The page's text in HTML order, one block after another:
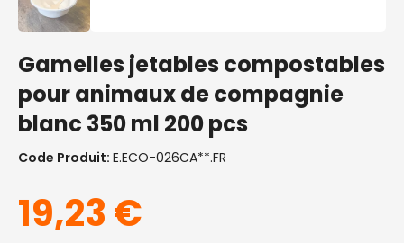
Gamelles jetables compostables
pour animaux de compagnie
blanc 350 ml 200 pcs
Code Produit: E.ECO-026CA**.FR
19,23€